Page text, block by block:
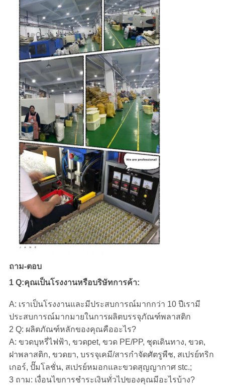
ถาม-ตอบ
1 Q:คุณเป็นโรงงานหรือบริษัทการค้า:
A: เราเป็นโรงงานและมีประสบการณ์มากกว่า 10 ปีเรามี
ประสบการณ์มากมายในการผลิตบรรจุภัณฑ์พลาสติก
2 Q: ผลิตภัณฑ์หลักของคุณคืออะไร?
A: ขวดบุหรี่ไฟฟ้า, ขวดpet, ขวด PE/PP, ชุดเดินทาง, ขวด,
ฝาพลาสติก, ขวดยา, บรรจุเคมี/สารกำจัดศัตรูพืช, สเปรย์ทริก
เกอร์, ปั๊มโลชั่น, สเปรย์หมอกและขวดสุญญากาศ stc.;
3 ถาม: เงื่อนไขการชำระเงินทั่วไปของคุณมีอะไรบ้าง?